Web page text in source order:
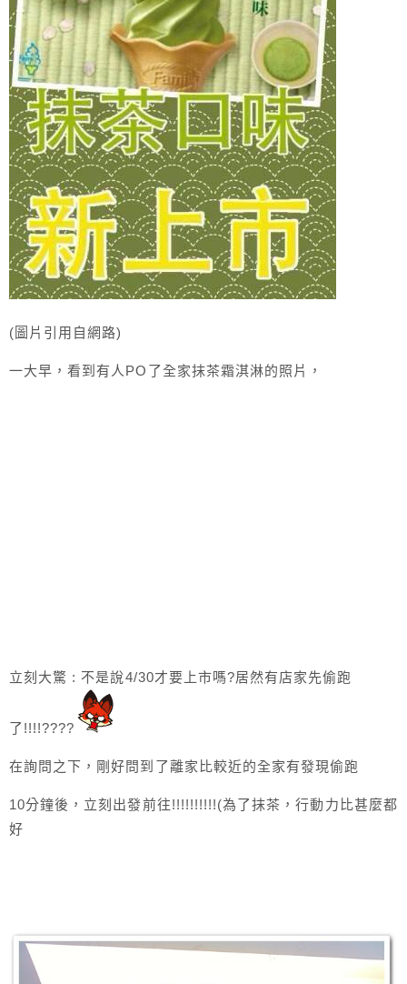
(圖片引用自網路)
一大早，看到有人PO了全家抹茶霜淇淋的照片，
立刻大驚 : 不是說4/30才要上市嗎?居然有店家先偷跑
了!!!!????
在詢問之下，剛好問到了離家比較近的全家有發現偷跑
10分鐘後，立刻出發前往!!!!!!!!!!(為了抹茶，行動力比甚麼都
好